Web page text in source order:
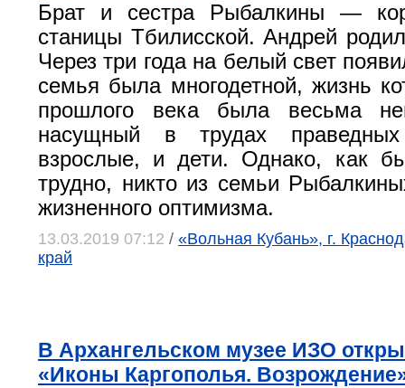
Брат и сестра Рыбалкины —
станицы Тбилисской. Андрей
Через три года на белый свет
семья была многодетной, жизнь
прошлого века была весьма
насущный в трудах
взрослые, и дети. Однако, как
трудно, никто из семьи
жизненного оптимизма.
13.03.2019 07:12 / «Вольная Кубань», г.
край
В Архангельском музее ИЗО
«Иконы Каргополья.